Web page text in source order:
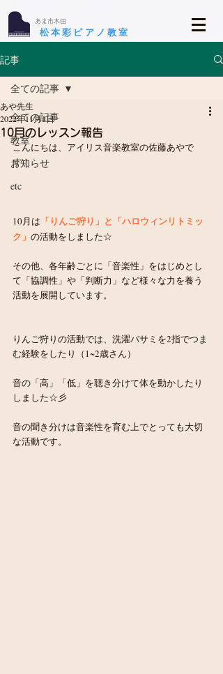
​あま市木田
​松本彩ピアノ教室
記事
全ての記事
教室
お知らせ
etc
全ての記事
10月のレッスン報告
あや先生
2022年11月1日
こんにちは、アイリス音楽教室の佐藤あやで
す！
10月は 「りんご狩り」と「ハロウィンリトミッ
ク」 の活動をしました☆
その他、各年齢ごとに「音楽性」をはじめとし
て「協調性」や「判断力」など様々な力を養う
活動を展開しています。
りんご狩りの活動では、洗濯バサミを2指でつま
む経験をしたり（1~2歳さん）
音の「高」「低」を聴き分けて体を動かしたり
しました☆彡
音の聞き分けは音楽性を育む上でとっても大切
な活動です。